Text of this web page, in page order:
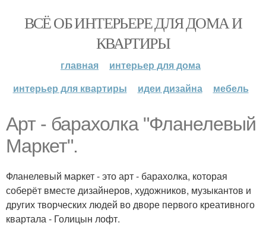
ВСЁ ОБ ИНТЕРЬЕРЕ ДЛЯ ДОМА И
КВАРТИРЫ
главная
интерьер для дома
интерьер для квартиры
идеи дизайна мебель
Арт - барахолка "Фланелевый
Маркет".
Фланелевый маркет - это арт - барахолка, которая
соберёт вместе дизайнеров, художников, музыкантов и
других творческих людей во дворе первого креативного
квартала - Голицын лофт.